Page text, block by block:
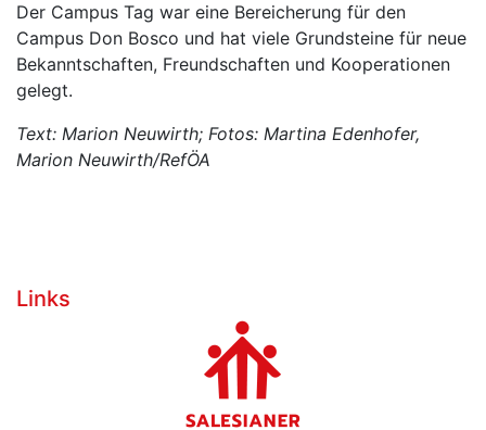
Der Campus Tag war eine Bereicherung für den
Campus Don Bosco und hat viele Grundsteine für neue
Bekanntschaften, Freundschaften und Kooperationen
gelegt.
Text: Marion Neuwirth; Fotos: Martina Edenhofer,
Marion Neuwirth/RefÖA
Links